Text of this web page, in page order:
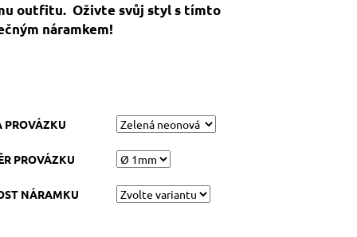
outfitu. Oživte svůj styl s tímto
náramkem!
PROVÁZKU
PROVÁZKU
NÁRAMKU